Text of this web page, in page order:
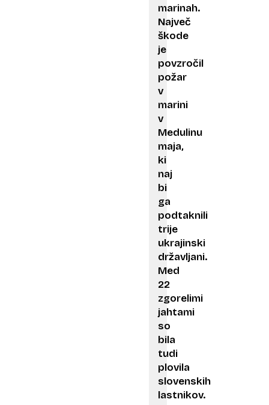
marinah.
Največ
škode
je
povzročil
požar
v
marini
v
Medulinu
maja,
ki
naj
bi
ga
podtaknili
trije
ukrajinski
državljani.
Med
22
zgorelimi
jahtami
so
bila
tudi
plovila
slovenskih
lastnikov.